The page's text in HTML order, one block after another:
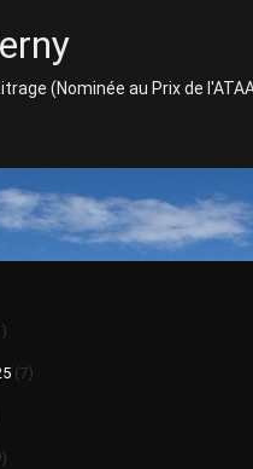
(Nominée au Prix de
(7)